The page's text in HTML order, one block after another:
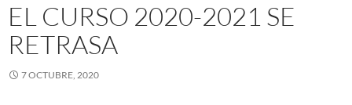
EL CURSO 2020-2021 SE
RETRASA
7 OCTUBRE, 2020